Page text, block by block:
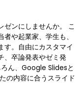
ゼンにしませんか。 こ
や起業家、学生も、
す。自由にカスタマイ
、卒論発表やゼミ発
ん、Google Slidesと
の内容に合うスライド